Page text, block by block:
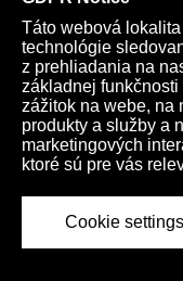
Ulož si tieto dve